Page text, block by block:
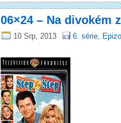
06×24 – Na divokém
10 Srp, 2013 6. série,